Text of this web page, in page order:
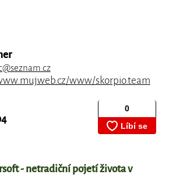
www/skorpio.team
- netradiční pojetí života v